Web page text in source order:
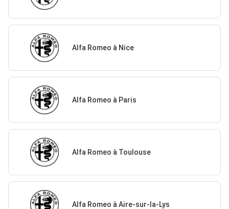
Alfa Romeo à Nice
Alfa Romeo à Paris
Alfa Romeo à Toulouse
Alfa Romeo à Aire-sur-la-Lys